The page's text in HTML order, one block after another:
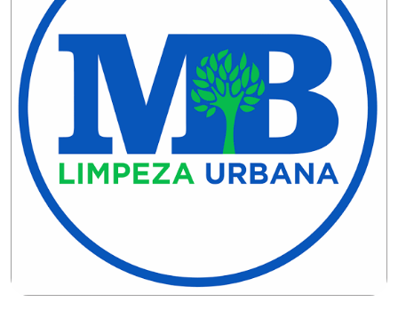
COMPROMISSO
CONFERÊNCIA
DE
SAÚDE
CONQUISTA
COPA
MUNDO